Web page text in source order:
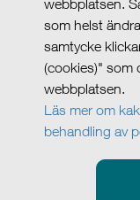
webbplatsen.
som helst
samtycke
(cookies)" som
webbplatsen.
Läs mer om
behandling av